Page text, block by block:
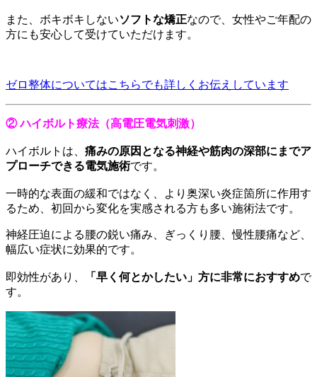
また、ボキボキしないソフトな矯正なので、女性やご年配の
方にも安心して受けていただけます。
ゼロ整体についてはこちらでも詳しくお伝えしています
② ハイボルト療法（高電圧電気刺激）
ハイボルトは、 痛みの原因となる神経や筋肉の深部にまでア
プローチできる電気施術です。
一時的な表面の緩和ではなく、より奥深い炎症箇所に作用す
るため、初回から変化を実感される方も多い施術法です。
神経圧迫による腰の鋭い痛み、ぎっくり腰、慢性腰痛など、
幅広い症状に効果的です。
即効性があり、 「早く何とかしたい」方に非常におすすめで
す。